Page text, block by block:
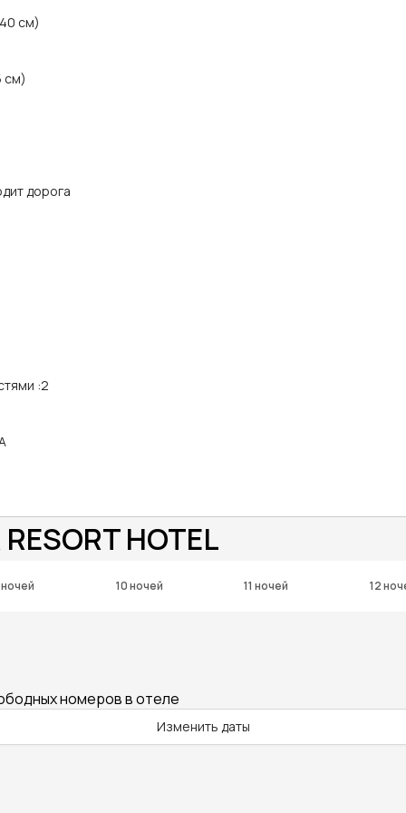
см)
см)
дорога
:2
HOTEL
10 ночей 11 ночей 12
номеров в отеле
Изменить даты